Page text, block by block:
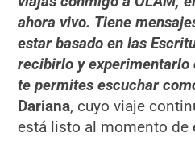
ahora vivo. Tiene
estar basado en las
recibirlo y experimentarlo
te permites escuchar
Dariana, cuyo viaje
está listo al momento de